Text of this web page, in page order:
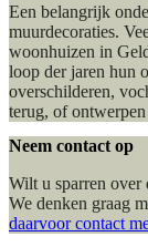
Een belangrijk
muurdecoraties.
woonhuizen in
loop der jaren hun
overschilderen,
terug, of
Neem contact op
Wilt u sparren
We denken graag
daarvoor contact